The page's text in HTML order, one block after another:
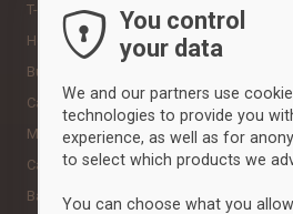
T-shirts & poloer
Hoodies & sweatshirts
Bukser & tights
Calções
Meias
Casacos
Baselayer & undertøj
You control
your data
We and our partners use
technologies to provide you
experience, as well as for
to select which products we
You can choose what you